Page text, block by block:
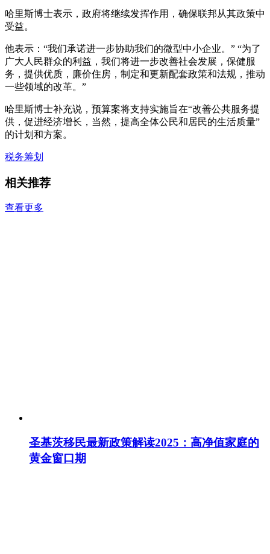
哈里斯博士表示，政府将继续发挥作用，确保联邦从其政策中
受益。
他表示：“我们承诺进一步协助我们的微型中小企业。” “为了
广大人民群众的利益，我们将进一步改善社会发展，保健服
务，提供优质，廉价住房，制定和更新配套政策和法规，推动
一些领域的改革。”
哈里斯博士补充说，预算案将支持实施旨在“改善公共服务提
供，促进经济增长，当然，提高全体公民和居民的生活质量”
的计划和方案。
税务筹划
相关推荐
查看更多
圣基茨移民最新政策解读2025：高净值家庭的
黄金窗口期